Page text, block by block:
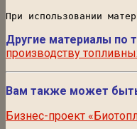
При использовании
Другие материалы по
производству
Вам также может
Бизнес-проект